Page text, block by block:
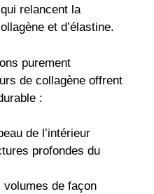
relancent la
et d’élastine.
purement
de collagène offrent
:
de l’intérieur
profondes du
volumes de façon